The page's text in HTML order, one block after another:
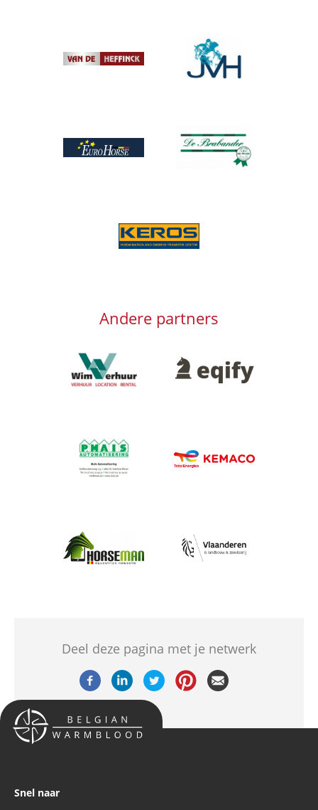
Afbeelding
Afbeelding
Afbeelding
Afbeelding
Afbeelding
Andere partners
Afbeelding Afbeelding
Afbeelding
Afbeelding
Afbeelding Afbeelding
Deel deze pagina met je netwerk
Snel naar